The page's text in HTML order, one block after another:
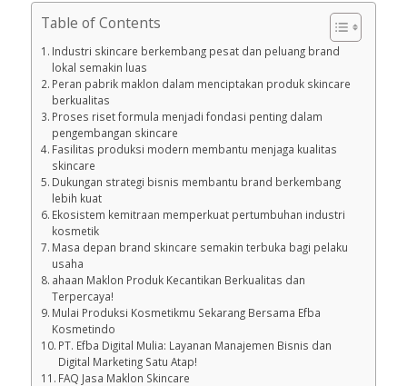
Table of Contents
Industri skincare berkembang pesat dan peluang brand
lokal semakin luas
Peran pabrik maklon dalam menciptakan produk skincare
berkualitas
Proses riset formula menjadi fondasi penting dalam
pengembangan skincare
Fasilitas produksi modern membantu menjaga kualitas
skincare
Dukungan strategi bisnis membantu brand berkembang
lebih kuat
Ekosistem kemitraan memperkuat pertumbuhan industri
kosmetik
Masa depan brand skincare semakin terbuka bagi pelaku
usaha
ahaan Maklon Produk Kecantikan Berkualitas dan
Terpercaya!
Mulai Produksi Kosmetikmu Sekarang Bersama Efba
Kosmetindo
PT. Efba Digital Mulia: Layanan Manajemen Bisnis dan
Digital Marketing Satu Atap!
FAQ Jasa Maklon Skincare